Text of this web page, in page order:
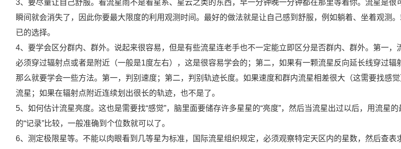
3、要尽量让自己舒服。看流星雨不是看星系、星云之类的东西，早一分钟晚一分钟都在那里等着你。流星是很
瞬间就会消失了，因此你要最大限度的利用观测时间。最好的做法就是让自己感到舒服，例如躺着、坐着观测
已的选择。
4、要学会区分群内、群外。说起来很容易，但是有些流星连老手也不一定能立即区分是否群内、群外。第一，
必须穿过辐射点或者是附近（一般是1度左右），这是很容易学会的；第二，如果有一颗流星反向延长线穿过辐
那么就要学会一些方法。第一，判别速度；第二，判别轨迹长度。如果速度和群内流星相差很大（这需要找感
流星；如果在辐射点附近连续划出很长的轨迹，也不是了。
5、如何估计流星亮度。这也是需要找“感觉”，脑里面要储存许多星星的“亮度”，然后当流星出过以后，用流星
的“记录”比较，一般准确到个位数就可以了。
6、测定极限星等。不能以肉眼看到几等星为标准，国际流星组织规定，必须观察特定天区内的星数，然后查表